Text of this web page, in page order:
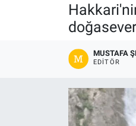
MUSTAFA
EDITÖR
Ekonomi
Kültür-Sanat
Haber Arşivi